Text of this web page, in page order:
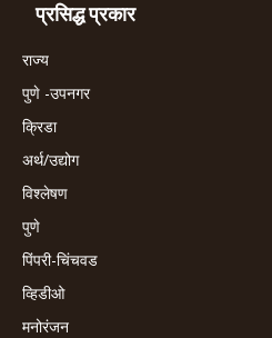
प्रसिद्ध प्रकार
राज्य
पुणे -उपनगर
क्रिडा
अर्थ/उद्योग
विश्लेषण
पुणे
पिंपरी-चिंचवड
व्हिडीओ
मनोरंजन